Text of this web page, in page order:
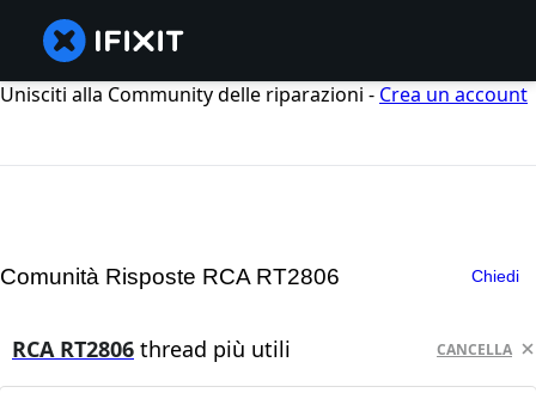
Unisciti alla Community delle riparazioni - Crea un account
Comunità Risposte RCA RT2806 Chiedi
RCA RT2806 thread più utili CANCELLA